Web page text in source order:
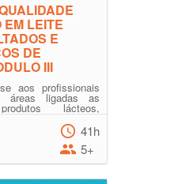
EM LEITE
E
DE
III
aos profissionais
áreas ligadas as
lácteos,
f...
41h
5+